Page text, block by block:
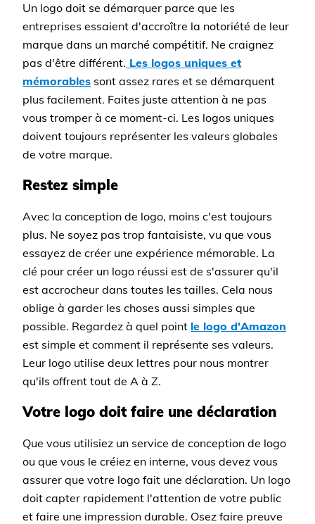
Un logo doit se démarquer parce que les
entreprises essaient d'accroître la notoriété de leur
marque dans un marché compétitif. Ne craignez
pas d'être différent. Les logos uniques et
mémorables sont assez rares et se démarquent
plus facilement. Faites juste attention à ne pas
vous tromper à ce moment-ci. Les logos uniques
doivent toujours représenter les valeurs globales
de votre marque.
Restez simple
Avec la conception de logo, moins c'est toujours
plus. Ne soyez pas trop fantaisiste, vu que vous
essayez de créer une expérience mémorable. La
clé pour créer un logo réussi est de s'assurer qu'il
est accrocheur dans toutes les tailles. Cela nous
oblige à garder les choses aussi simples que
possible. Regardez à quel point le logo d'Amazon
est simple et comment il représente ses valeurs.
Leur logo utilise deux lettres pour nous montrer
qu'ils offrent tout de A à Z.
Votre logo doit faire une déclaration
Que vous utilisiez un service de conception de logo
ou que vous le créiez en interne, vous devez vous
assurer que votre logo fait une déclaration. Un logo
doit capter rapidement l'attention de votre public
et faire une impression durable. Osez faire preuve